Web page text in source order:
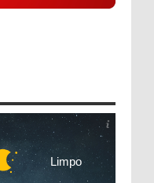
Limpo